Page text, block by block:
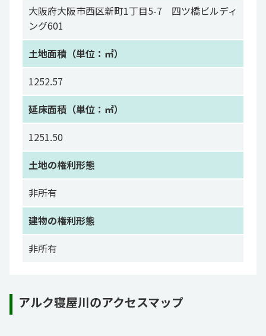
大阪府大阪市西区新町1丁目5-7 四ツ橋ビルディ
ング601
土地面積（単位：㎡）
1252.57
延床面積（単位：㎡）
1251.50
土地の権利形態
非所有
建物の権利形態
非所有
アルク寝屋川のアクセスマップ